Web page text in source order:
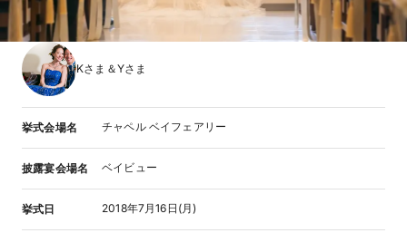
Kさま＆Yさま
挙式会場名 チャペル ベイフェアリー
披露宴会場名 ベイビュー
挙式日 2018年7月16日(月)